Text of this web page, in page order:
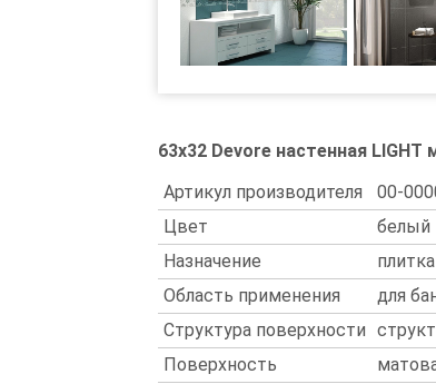
63x32 Devore настенная LIGHT
Артикул производителя
00-
Цвет
белый
Назначение
Область применения
для
Структура поверхности
Поверхность